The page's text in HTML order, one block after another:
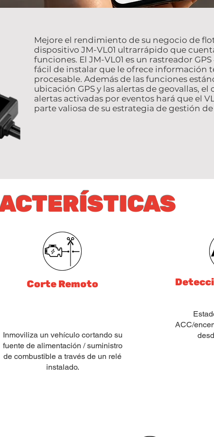
Mejore el rendimiento de su negocio de
dispositivo JM-VL01 ultrarrápido que
funciones. El JM-VL01 es un rastreador
fácil de instalar que le ofrece información
procesable. Además de las funciones
ubicación GPS y las alertas de geovallas,
alertas activadas por eventos hará que el
parte valiosa de su estrategia de gestión de
Corte Remoto
Inmoviliza un vehículo cortando su
fuente de alimentación / suministro
de combustible a través de un relé
instalado.
ACC/